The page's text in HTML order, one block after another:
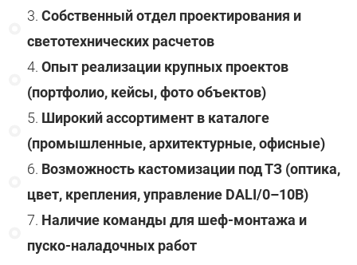
Собственный отдел проектирования и
светотехнических расчетов
Опыт реализации крупных проектов
(портфолио, кейсы, фото объектов)
Широкий ассортимент в каталоге
(промышленные, архитектурные, офисные)
Возможность кастомизации под ТЗ (оптика,
цвет, крепления, управление DALI/0–10В)
Наличие команды для шеф-монтажа и
пуско-наладочных работ